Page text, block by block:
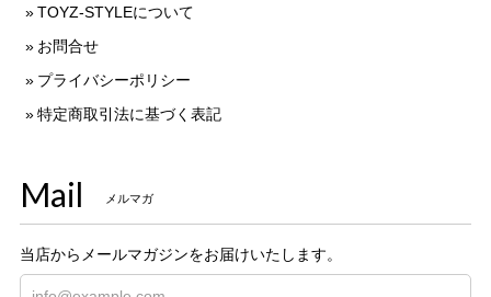
TOYZ-STYLEについて
お問合せ
プライバシーポリシー
特定商取引法に基づく表記
Mail メルマガ
当店からメールマガジンをお届けいたします。